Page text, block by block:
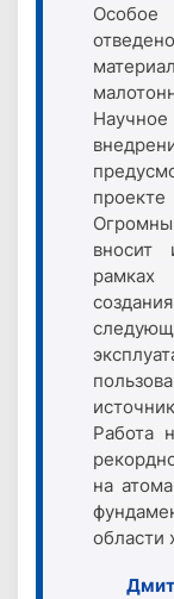
вносит
Работа
на
области